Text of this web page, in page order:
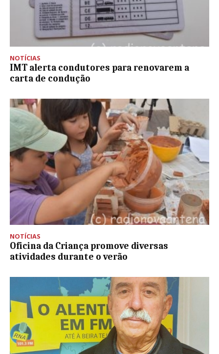
NOTÍCIAS
IMT alerta condutores para renovarem a
carta de condução
NOTÍCIAS
Oficina da Criança promove diversas
atividades durante o verão